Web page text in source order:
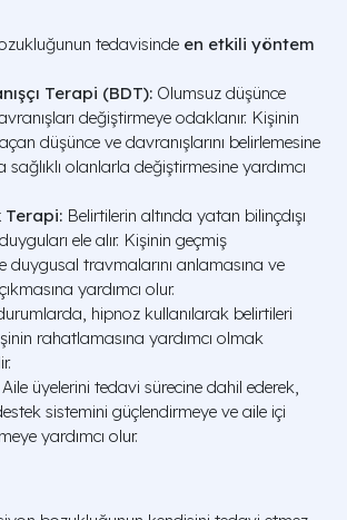
tedavisinde en etkili yöntem
Terapi (BDT): Olumsuz düşünce
değiştirmeye odaklanır. Kişinin
düşünce ve davranışlarını belirlemesine
sağlıklı olanlarla değiştirmesine yardımcı
Terapi: Belirtilerin altında yatan bilinçdışı
ele alır. Kişinin geçmiş
duygusal travmalarını anlamasına ve
yardımcı olur.
hipnoz kullanılarak belirtileri
rahatlamasına yardımcı olmak
Aile üyelerini tedavi sürecine dahil ederek,
sistemini güçlendirmeye ve aile içi
yardımcı olur.